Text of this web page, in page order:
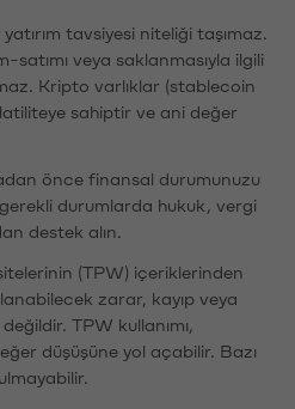
tavsiyesi niteliği taşımaz.
satımı veya saklanmasıyla ilgili
Kripto varlıklar (stablecoin
sahiptir ve ani değer
önce finansal durumunuzu
durumlarda hukuk, vergi
destek alın.
(TPW) içeriklerinden
zarar, kayıp veya
TPW kullanımı,
düşüşüne yol açabilir. Bazı